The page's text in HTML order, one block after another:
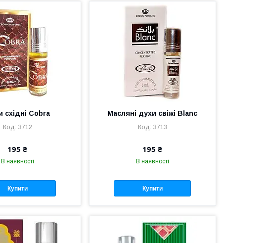
східні Cobra
3712
195 ₴
В наявності
Купити
Масляні духи свіжі Blanc
3713
195 ₴
В наявності
Купити